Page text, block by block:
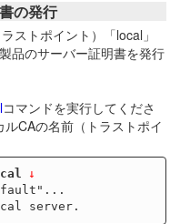
の発行
ストポイント）「local」
品のサーバー証明書を発行
コマンドを実行してくださ
CAの名前（トラストポイ